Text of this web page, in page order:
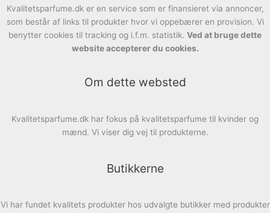
Kvalitetsparfume.dk er en service som er finansieret via annoncer,
som består af links til produkter hvor vi oppebærer en provision. Vi
benytter cookies til tracking og i.f.m. statistik. Ved at bruge dette
website accepterer du cookies.
Om dette websted
Kvalitetsparfume.dk har fokus på kvalitetsparfume til kvinder og
mænd. Vi viser dig vej til produkterne.
Butikkerne
Vi har fundet kvalitets produkter hos udvalgte butikker med produkter